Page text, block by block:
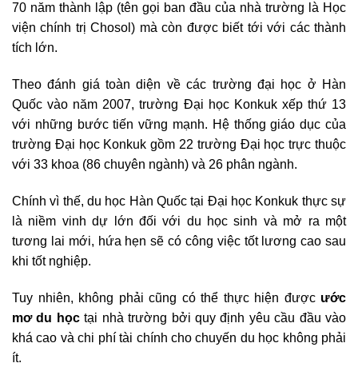
70 năm thành lập (tên gọi ban đầu của nhà trường là Học
viện chính trị Chosol) mà còn được biết tới với các thành
tích lớn.
Theo đánh giá toàn diện về các trường đại học ở Hàn
Quốc vào năm 2007, trường Đại học Konkuk xếp thứ 13
với những bước tiến vững mạnh. Hệ thống giáo dục của
trường Đại học Konkuk gồm 22 trường Đại học trực thuộc
với 33 khoa (86 chuyên ngành) và 26 phân ngành.
Chính vì thế, du học Hàn Quốc tại Đại học Konkuk thực sự
là niềm vinh dự lớn đối với du học sinh và mở ra một
tương lai mới, hứa hẹn sẽ có công việc tốt lương cao sau
khi tốt nghiệp.
Tuy nhiên, không phải cũng có thể thực hiện được ước
mơ du họctại nhà trường bởi quy định yêu cầu đầu vào
khá cao và chi phí tài chính cho chuyến du học không phải
ít.